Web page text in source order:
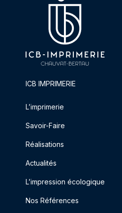
ICB IMPRIMERIE
L’imprimerie
Savoir-Faire
Réalisations
Actualités
L’impression écologique
Nos Références